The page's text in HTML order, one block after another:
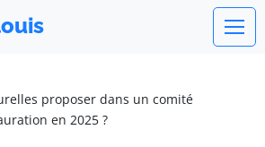
proposer dans un comité
en 2025 ?